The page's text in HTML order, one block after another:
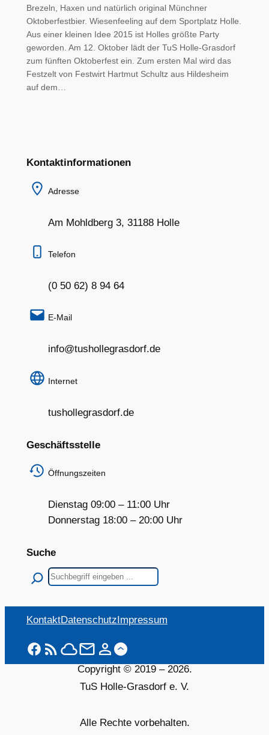
Brezeln, Haxen und natürlich original Münchner
Oktoberfestbier. Wiesenfeeling auf dem Sportplatz Holle.
Aus einer kleinen Idee 2015 ist Holles größte Party
geworden. Am 12. Oktober lädt der TuS Holle-Grasdorf
zum fünften Oktoberfest ein. Zum ersten Mal wird das
Festzelt von Festwirt Hartmut Schultz aus Hildesheim
auf dem…
Kontaktinformationen
Adresse
Am Mohldberg 3, 31188 Holle
Telefon
(0 50 62) 8 94 64
E-Mail
info@tushollegrasdorf.de
Internet
tushollegrasdorf.de
Geschäftsstelle
Öffnungszeiten
Dienstag 09:00 – 11:00 Uhr
Donnerstag 18:00 – 20:00 Uhr
Suche
Suchen
KontaktDatenschutzImpressum
Copyright © 2019 – 2026.
TuS Holle-Grasdorf e. V.
Alle Rechte vorbehalten.